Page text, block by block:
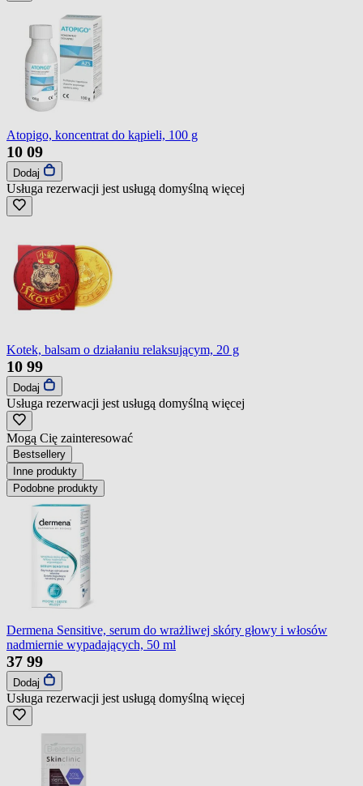
Atopigo, koncentrat do kąpieli, 100 g
10 09
Dodaj
Usługa rezerwacji jest usługą domyślną więcej
Kotek, balsam o działaniu relaksującym, 20 g
10 99
Dodaj
Usługa rezerwacji jest usługą domyślną więcej
Mogą Cię zainteresować
Bestsellery
Inne produkty
Podobne produkty
Dermena Sensitive, serum do wrażliwej skóry głowy i włosów
nadmiernie wypadających, 50 ml
37 99
Dodaj
Usługa rezerwacji jest usługą domyślną więcej